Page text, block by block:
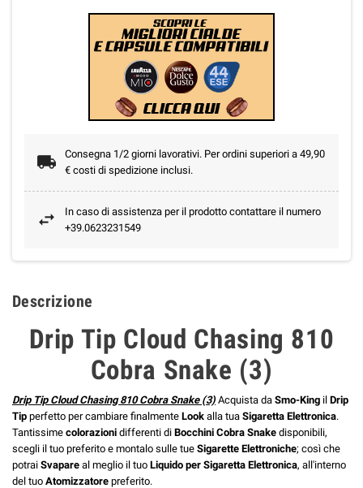
Consegna 1/2 giorni lavorativi. Per ordini superiori a 49,90
€ costi di spedizione inclusi.
In caso di assistenza per il prodotto contattare il numero
+39.0623231549
Descrizione
Drip Tip Cloud Chasing 810
Cobra Snake (3)
Drip Tip Cloud Chasing 810 Cobra Snake (3) Acquista da Smo-King il Drip
Tip perfetto per cambiare finalmente Look alla tua Sigaretta Elettronica.
Tantissime colorazioni differenti di Bocchini Cobra Snake disponibili,
scegli il tuo preferito e montalo sulle tue Sigarette Elettroniche; così che
potrai Svapare al meglio il tuo Liquido per Sigaretta Elettronica, all'interno
del tuo Atomizzatore preferito.